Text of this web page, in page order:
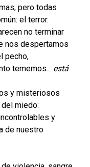
pero todas
el terror.
no terminar
nos despertamos
pecho,
tememos... está
y misteriosos
miedo:
y
de nuestro